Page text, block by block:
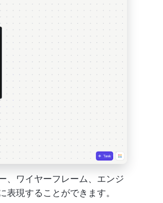
、ワイヤーフレーム、エンジ
現することができます。